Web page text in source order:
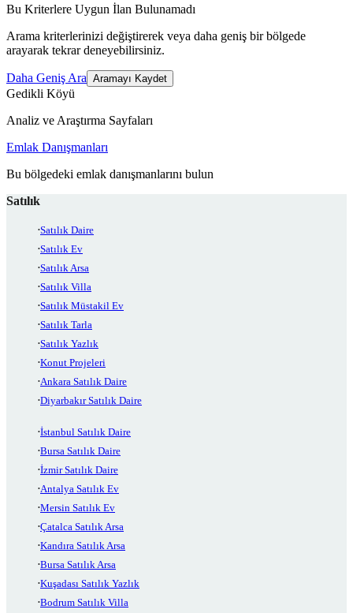
Bu Kriterlere Uygun İlan Bulunamadı
Arama kriterlerinizi değiştirerek veya daha geniş bir bölgede
arayarak tekrar deneyebilirsiniz.
Daha Geniş Ara Aramayı Kaydet
Gedikli Köyü
Analiz ve Araştırma Sayfaları
Emlak Danışmanları
Bu bölgedeki emlak danışmanlarını bulun
Satılık
Satılık Daire
Satılık Ev
Satılık Arsa
Satılık Villa
Satılık Müstakil Ev
Satılık Tarla
Satılık Yazlık
Konut Projeleri
Ankara Satılık Daire
Diyarbakır Satılık Daire
İstanbul Satılık Daire
Bursa Satılık Daire
İzmir Satılık Daire
Antalya Satılık Ev
Mersin Satılık Ev
Çatalca Satılık Arsa
Kandıra Satılık Arsa
Bursa Satılık Arsa
Kuşadası Satılık Yazlık
Bodrum Satılık Villa